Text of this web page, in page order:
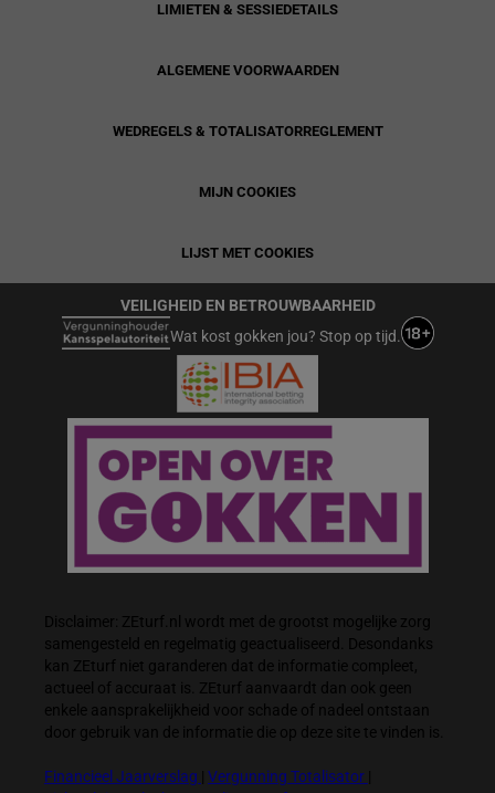
LIMIETEN & SESSIEDETAILS
ALGEMENE VOORWAARDEN
WEDREGELS & TOTALISATORREGLEMENT
MIJN COOKIES
LIJST MET COOKIES
VEILIGHEID EN BETROUWBAARHEID
Wat kost gokken jou? Stop op tijd.
Disclaimer: ZEturf.nl wordt met de grootst mogelijke zorg
samengesteld en regelmatig geactualiseerd. Desondanks
kan ZEturf niet garanderen dat de informatie compleet,
actueel of accuraat is. ZEturf aanvaardt dan ook geen
enkele aansprakelijkheid voor schade of nadeel ontstaan
door gebruik van de informatie die op deze site te vinden is.
Financieel Jaarverslag Vergunning Totalisator